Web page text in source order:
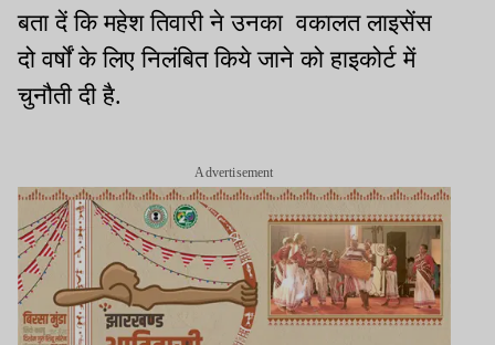
बता दें कि महेश तिवारी ने उनका वकालत लाइसेंस
दो वर्षों के लिए निलंबित किये जाने को हाइकोर्ट में
चुनौती दी है.
Advertisement